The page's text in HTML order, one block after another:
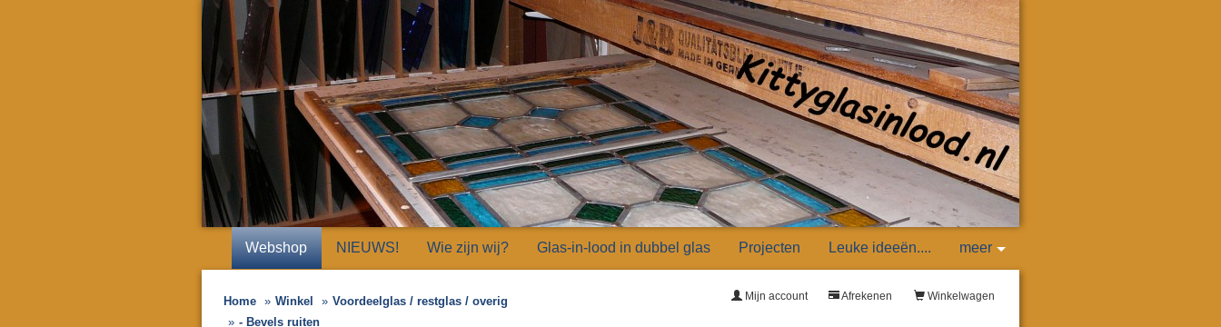
Webshop NIEUWS! Wie zijn wij? Glas-in-lood in dubbel glas Projecten Leuke ideeën.... meer
Home Winkel
Voordeelglas / restglas / overig
- Bevels ruiten
Winkelwagen
Afrekenen
Mijn account